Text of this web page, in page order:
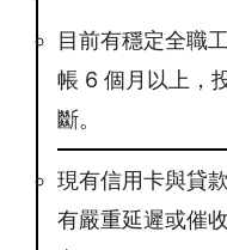
目前有穩定全職
帳 6 個月以上，
斷。
現有信用卡與貸
有嚴重延遲或催